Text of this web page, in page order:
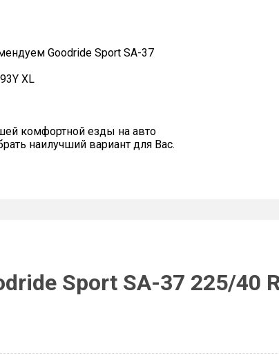
Goodride Sport SA-37
XL
комфортной езды на авто
наилучший вариант для Вас.
Sport SA-37 225/40